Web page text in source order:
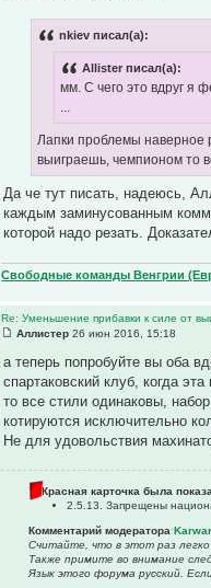
nkiev писал(а):
Allister писал(а):
мм. С чего это вдруг я
...
Лапки проблемы наверное
выиграешь, чемпионом то
Да че тут писать, надеюсь,
каждым заминусованным
которой надо резать.
Свободные команды Венгрии
Re: Уменьшение прибавки к силе от
Аллистер 26 июн 2016, 15:18
а теперь попробуйте вы оба
спартаковский клуб, когда
то все стили одинаковы,
котируются исключительно
Не для удовольствия
Красная карточка была
2.5.13. Запрещены
Комментарий модератораKarwar
Считайте, что в этот раз легко
Также примите во внимание
Язык этого форума русский.